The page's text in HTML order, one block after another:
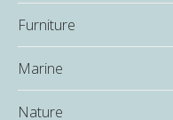
Furniture
Marine
Nature